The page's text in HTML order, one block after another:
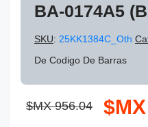
BA-0174A5
SKU: 25KK1384C_Oth
De Codigo De Barras
$MX 956.04